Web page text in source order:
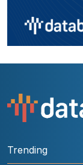
Trending